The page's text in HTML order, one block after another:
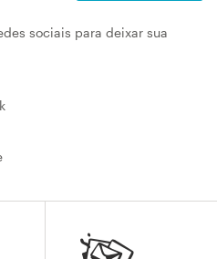
sociais para deixar sua